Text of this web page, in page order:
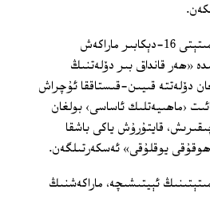
تەن جازاسىغا قارشى تۇرۇش كومىتېتى 16-دېكابىر ماراكەش
«ھەر قانداق بىر دۆلەتنىڭ
دۆلەتتە قىيىن-قىستاققا ئۇچراش
‹ماھىيەتلىك ئاساسى› بولغان
قايتۇرۇش ياكى باشقا
يوقلۇقى» ئەسكەرتىلگەن.
ئېيتىشىچە، ماراكەشنىڭ